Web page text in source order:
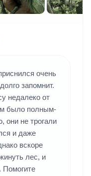
очень
запомнит.
недалеко от
было полным-
они не трогали
и даже
вскоре
лес, и
Помогите